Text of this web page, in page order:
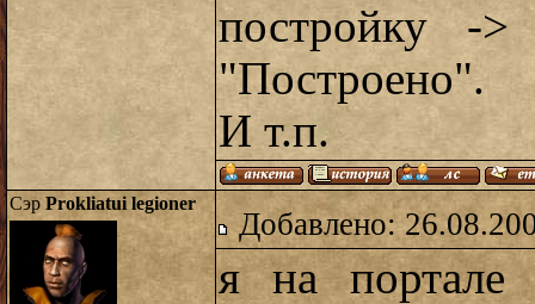
постройку ->
"Построено".
И т.п.
Сэр Prokliatui legioner
Добавлено:
я на портале